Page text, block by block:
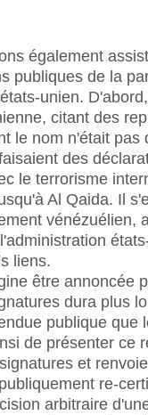
également
publiques de la
unien.
citant des
le nom n'était pas
des
le terrorisme
Al Qaida. Il
vénézuélien,
liens.
être annoncée
dura plus
publique que
de présenter ce
et
re-
arbitraire